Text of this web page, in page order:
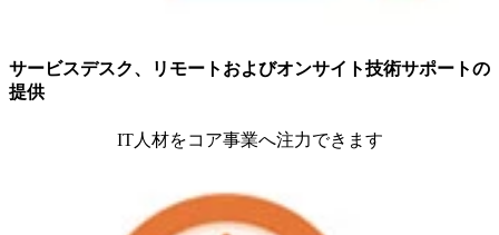
サービスデスク、リモートおよびオンサイト技術サポートの
提供
IT人材をコア事業へ注力できます